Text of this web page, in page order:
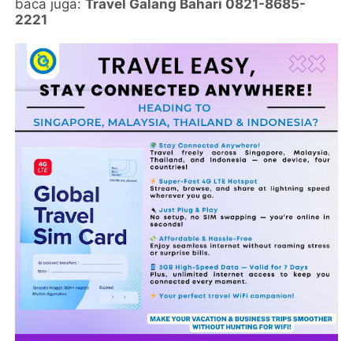
baca juga:Travel Galang Bahari 0821-8685-
2221